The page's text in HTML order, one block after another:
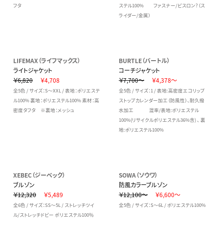
フタ
ステル100% ファスナー/ビスロン?（ス
ライダー/金属）
LIFEMAX（ライフマックス）
ライトジャケット
￥6,820
￥4,708
全5色 / サイズ：S～XXL / 表地：ポリエステ
ル100% 裏地：ポリエステル100% 素材：高
密度タフタ ※裏地：メッシュ
BURTLE（バートル）
コーチジャケット
￥7,700～
￥4,378～
全5色 / サイズ：1 / 表地:高密度エコリップ
ストップカレンダー加工（防風性）、耐久撥
水加工 混率/表地:ポリエステル
100%(リサイクルポリエステル36%含) 、 裏
地:ポリエステル100%
XEBEC（ジーベック）
ブルゾン
￥12,320
￥5,489
全6色 / サイズ：SS～5L / ストレッチツイ
ル/ストレッチドビー ポリエステル100％
SOWA（ソウワ）
防風カラーブルゾン
￥12,100～
￥6,600～
全5色 / サイズ：S～6L / ポリエステル100%